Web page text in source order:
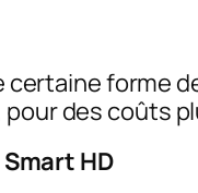
forme
des coûts
HD